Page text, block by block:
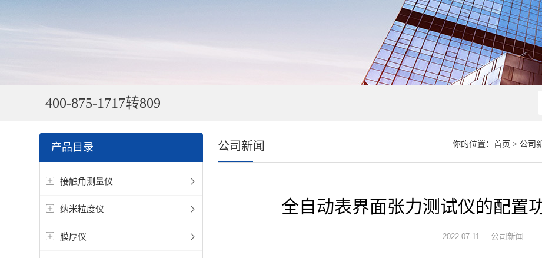
400-875-1717转809
产品目录
接触角测量仪
纳米粒度仪
膜厚仪
你的位置： 首页 > 公司
公司新闻
全自动表界面张力测试仪的配置
2022-07-11 公司新闻